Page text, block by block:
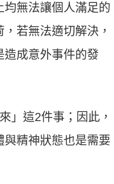
均無法讓個人滿足的
若無法適切解決，
造成意外事件的發
」這2件事；因此，
精神狀態也是需要